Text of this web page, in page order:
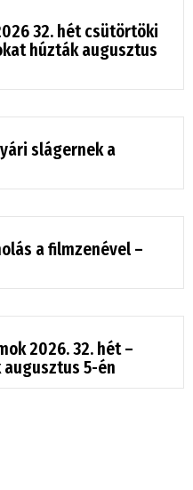
32. hét csütörtöki
húzták augusztus
slágernek a
a filmzenével –
2026. 32. hét –
5-én